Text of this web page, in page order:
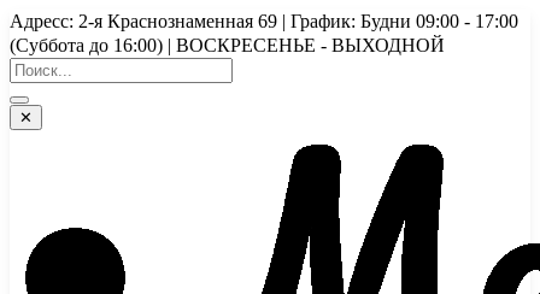
Перейти
к
содержимому
Адресс: 2-я Краснознаменная 69 | График: Будни 09:00 - 17:00
(Суббота до 16:00) | ВОСКРЕСЕНЬЕ - ВЫХОДНОЙ
✕